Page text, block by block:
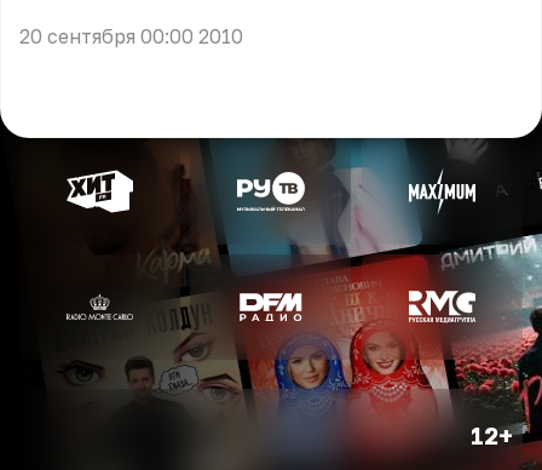
20 сентября 00:00 2010
12+